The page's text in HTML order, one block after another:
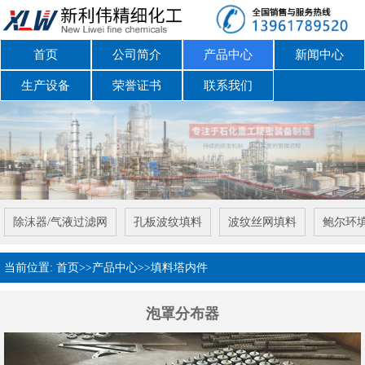
首页 公司简介 产品中心 新闻中心
生产设备 荣誉证书 联系我们
除沫器/气液过滤网 孔板波纹填料 波纹丝网填料 鲍尔环
当前位置: 首页>>产品中心>>填料塔内件
泡罩分布器